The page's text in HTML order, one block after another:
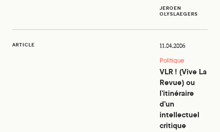
JEROEN
OLYSLAEGERS
ARTICLE 11.04.2006
Politique
VLR ! (Vive La
Revue) ou
l’itinéraire
d’un
intellectuel
critique